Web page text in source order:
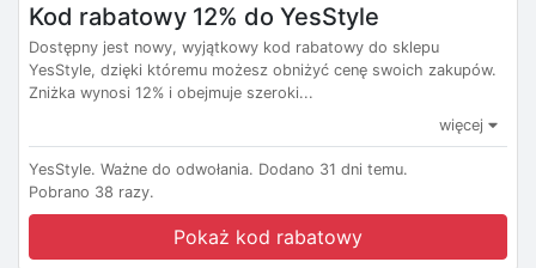
Kod rabatowy 12% do YesStyle
Dostępny jest nowy, wyjątkowy kod rabatowy do sklepu
YesStyle, dzięki któremu możesz obniżyć cenę swoich zakupów.
Zniżka wynosi 12% i obejmuje szeroki...
więcej
YesStyle. Ważne do odwołania. Dodano 31 dni temu.
Pobrano 38 razy.
Pokaż kod rabatowy